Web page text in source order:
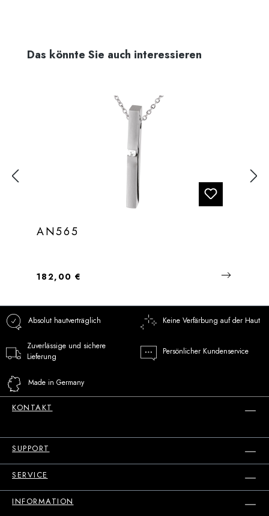
Produktgalerie überspringen
Das könnte Sie auch interessieren
AN565
Regulärer Preis:
182,00 €
Absolut hautverträglich Keine Verfärbung auf der Haut
Zuverlässige und sichere
Lieferung
Persönlicher Kundenservice
Made in Germany
KONTAKT
SUPPORT
SERVICE
INFORMATION